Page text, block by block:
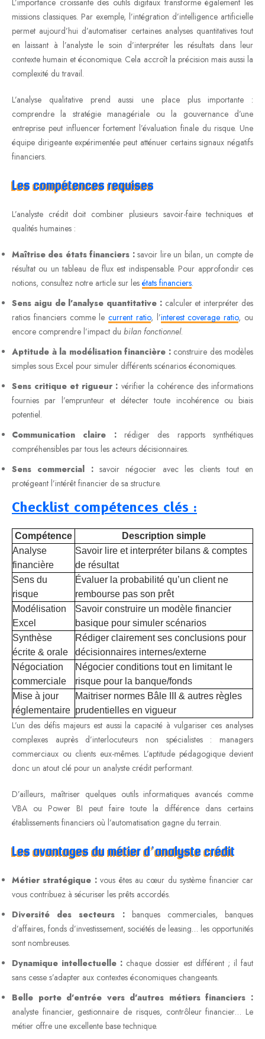
missions classiques. Par exemple, l’intégration d’intelligence artificielle
permet aujourd’hui d’automatiser certaines analyses quantitatives tout
en laissant à l’analyste le soin d’interpréter les résultats dans leur
contexte humain et économique. Cela accroît la précision mais aussi la
complexité du travail.
L’analyse qualitative prend aussi une place plus importante :
comprendre la stratégie managériale ou la gouvernance d’une
entreprise peut influencer fortement l’évaluation finale du risque. Une
équipe dirigeante expérimentée peut atténuer certains signaux négatifs
financiers.
Les compétences requises
L’analyste crédit doit combiner plusieurs savoir-faire techniques et
qualités humaines :
Maîtrise des états financiers :savoir lire un bilan, un compte de
résultat ou un tableau de flux est indispensable. Pour approfondir ces
notions, consultez notre article sur les états financiers.
Sens aigu de l’analyse quantitative :calculer et interpréter des
ratios financiers comme lecurrent ratio, l’interest coverage ratio, ou
encore comprendre l’impact du bilan fonctionnel.
Aptitude à la modélisation financière :construire des modèles
simples sous Excel pour simuler différents scénarios économiques.
Sens critique et rigueur : vérifier la cohérence des informations
fournies par l’emprunteur et détecter toute incohérence ou biais
potentiel.
Communication claire :rédiger des rapports synthétiques
compréhensibles par tous les acteurs décisionnaires.
Sens commercial :savoir négocier avec les clients tout en
protégeant l’intérêt financier de sa structure.
Checklist compétences clés :
Compétence
Description simple
Analyse
financière
Savoir lire et interpréter bilans & comptes
de résultat
Sens du
risque
Évaluer la probabilité qu’un client ne
rembourse pas son prêt
Modélisation
Excel
Savoir construire un modèle financier
basique pour simuler scénarios
Synthèse
écrite & orale
Rédiger clairement ses conclusions pour
décisionnaires internes/externe
Négociation
commerciale
Négocier conditions tout en limitant le
risque pour la banque/fonds
Mise à jour
réglementaire
Maitriser normes Bâle III & autres règles
prudentielles en vigueur
L’un des défis majeurs est aussi la capacité à vulgariser ces analyses
complexes auprès d’interlocuteurs non spécialistes : managers
commerciaux ou clients eux-mêmes. L’aptitude pédagogique devient
donc un atout clé pour un analyste crédit performant.
D’ailleurs, maîtriser quelques outils informatiques avancés comme
VBA ou Power BI peut faire toute la différence dans certains
établissements financiers où l’automatisation gagne du terrain.
Les avantages du métier d’analyste crédit
Métier stratégique :vous êtes au cœur du système financier car
vous contribuez à sécuriser les prêts accordés.
Diversité des secteurs :banques commerciales, banques
d’affaires, fonds d’investissement, sociétés de leasing… les opportunités
sont nombreuses.
Dynamique intellectuelle : chaque dossier est différent ; il faut
sans cesse s’adapter aux contextes économiques changeants.
Belle porte d’entrée vers d’autres métiers financiers :
analyste financier, gestionnaire de risques, contrôleur financier… Le
métier offre une excellente base technique.